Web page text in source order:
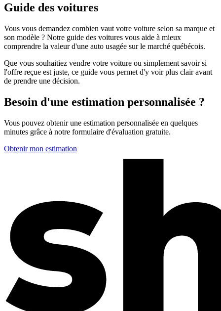
Guide des voitures
Vous vous demandez combien vaut votre voiture selon sa marque et
son modèle ? Notre guide des voitures vous aide à mieux
comprendre la valeur d'une auto usagée sur le marché québécois.
Que vous souhaitiez vendre votre voiture ou simplement savoir si
l'offre reçue est juste, ce guide vous permet d'y voir plus clair avant
de prendre une décision.
Besoin d'une estimation personnalisée ?
Vous pouvez obtenir une estimation personnalisée en quelques
minutes grâce à notre formulaire d'évaluation gratuite.
Obtenir mon estimation